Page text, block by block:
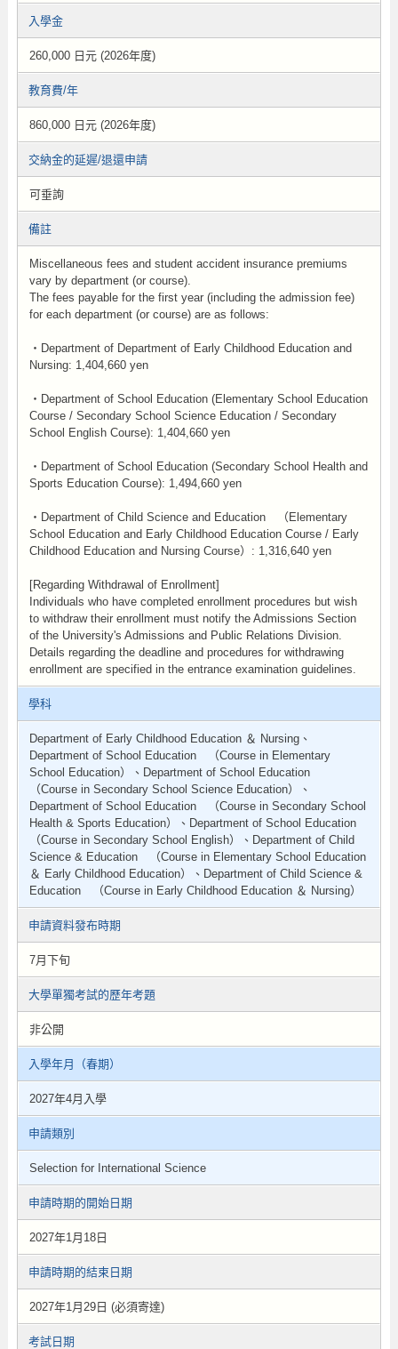
入學金
260,000 日元 (2026年度)
教育費/年
860,000 日元 (2026年度)
交納金的延遲/退還申請
可垂詢
備註
Miscellaneous fees and student accident insurance premiums
vary by department (or course).
The fees payable for the first year (including the admission fee)
for each department (or course) are as follows:
・Department of Department of Early Childhood Education and
Nursing: 1,404,660 yen
・Department of School Education (Elementary School Education
Course / Secondary School Science Education / Secondary
School English Course): 1,404,660 yen
・Department of School Education (Secondary School Health and
Sports Education Course): 1,494,660 yen
・Department of Child Science and Education （Elementary
School Education and Early Childhood Education Course / Early
Childhood Education and Nursing Course）: 1,316,640 yen
[Regarding Withdrawal of Enrollment]
Individuals who have completed enrollment procedures but wish
to withdraw their enrollment must notify the Admissions Section
of the University's Admissions and Public Relations Division.
Details regarding the deadline and procedures for withdrawing
enrollment are specified in the entrance examination guidelines.
學科
Department of Early Childhood Education ＆ Nursing、
Department of School Education （Course in Elementary
School Education）、Department of School Education
（Course in Secondary School Science Education）、
Department of School Education （Course in Secondary School
Health & Sports Education）、Department of School Education
（Course in Secondary School English）、Department of Child
Science & Education （Course in Elementary School Education
＆ Early Childhood Education）、Department of Child Science &
Education （Course in Early Childhood Education ＆ Nursing）
申請資料發布時期
7月下旬
大學單獨考試的歷年考題
非公開
入學年月（春期）
2027年4月入學
申請類別
Selection for International Science
申請時期的開始日期
2027年1月18日
申請時期的結束日期
2027年1月29日 (必須寄達)
考試日期